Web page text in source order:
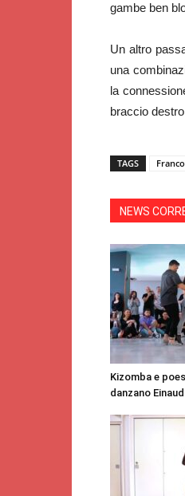
gambe ben
Un altro
una
la
braccio
TAGS
NEWS
Kizomba e
danzano